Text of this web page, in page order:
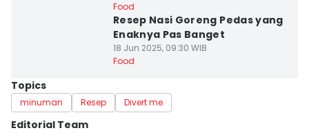
Food
Resep Nasi Goreng Pedas yang
Enaknya Pas Banget
18 Jun 2025, 09:30 WIB
Food
Topics
minuman Resep Divert me
Editorial Team